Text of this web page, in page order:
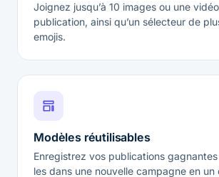
Joignez jusqu’à 10 images ou une
publication, ainsi qu’un sélecteur de
emojis.
Modèles réutilisables
Enregistrez vos publications
les dans une nouvelle campagne en un